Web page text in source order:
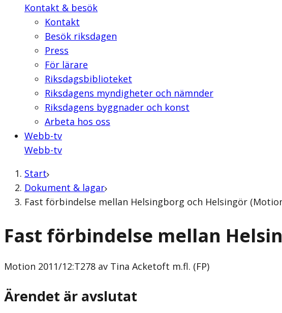
Kontakt & besök
Kontakt
Besök riksdagen
Press
För lärare
Riksdagsbiblioteket
Riksdagens myndigheter och nämnder
Riksdagens byggnader och konst
Arbeta hos oss
Webb-tv
Webb-tv
Start
Dokument & lagar
Fast förbindelse mellan Helsingborg och Helsingör
Fast förbindelse mellan
Motion 2011/12:T278 av Tina Acketoft m.fl. (FP)
Ärendet är avslutat